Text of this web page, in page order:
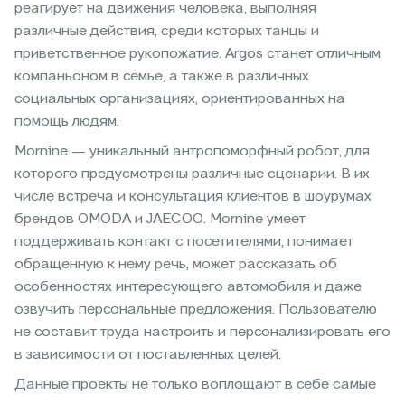
реагирует на движения человека, выполняя
различные действия, среди которых танцы и
приветственное рукопожатие. Argos станет отличным
компаньоном в семье, а также в различных
социальных организациях, ориентированных на
помощь людям.
Mornine — уникальный антропоморфный робот, для
которого предусмотрены различные сценарии. В их
числе встреча и консультация клиентов в шоурумах
брендов OMODA и JAECOO. Mornine умеет
поддерживать контакт с посетителями, понимает
обращенную к нему речь, может рассказать об
особенностях интересующего автомобиля и даже
озвучить персональные предложения. Пользователю
не составит труда настроить и персонализировать его
в зависимости от поставленных целей.
Данные проекты не только воплощают в себе самые